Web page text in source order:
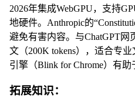
2026年集成WebGPU，支持
地硬件。Anthropic的
避免有害内容。与ChatGPT网
文（200K tokens），适合专
引擎（Blink for Chrome）有助
拓展知识：